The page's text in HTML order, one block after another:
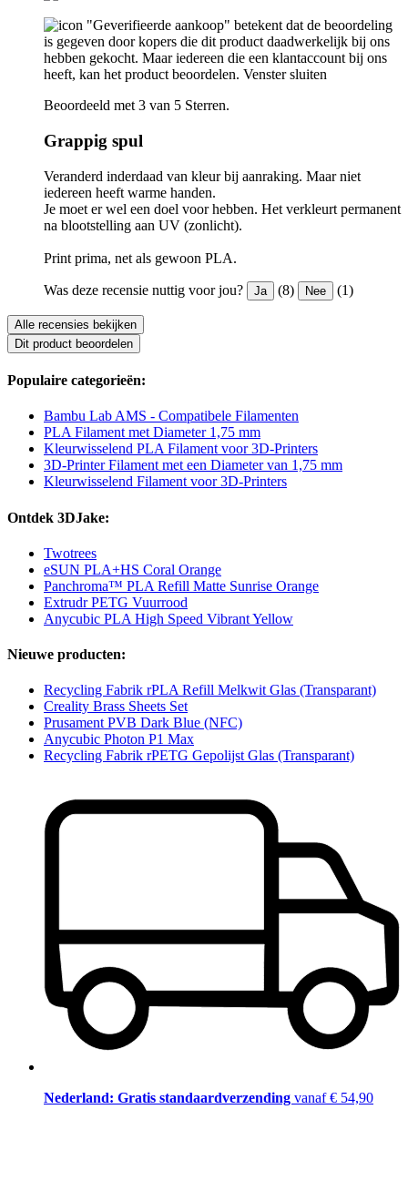
"Geverifieerde aankoop" betekent dat de beoordeling
is gegeven door kopers die dit product daadwerkelijk bij ons
hebben gekocht. Maar iedereen die een klantaccount bij ons
heeft, kan het product beoordelen. Venster sluiten
Beoordeeld met 3 van 5 Sterren.
Grappig spul
Veranderd inderdaad van kleur bij aanraking. Maar niet
iedereen heeft warme handen.
Je moet er wel een doel voor hebben. Het verkleurt permanent
na blootstelling aan UV (zonlicht).
Print prima, net als gewoon PLA.
Was deze recensie nuttig voor jou? Ja (8) Nee (1)
Alle recensies bekijken
Dit product beoordelen
Populaire categorieën:
Bambu Lab AMS - Compatibele Filamenten
PLA Filament met Diameter 1,75 mm
Kleurwisselend PLA Filament voor 3D-Printers
3D-Printer Filament met een Diameter van 1,75 mm
Kleurwisselend Filament voor 3D-Printers
Ontdek 3DJake:
Twotrees
eSUN PLA+HS Coral Orange
Panchroma™ PLA Refill Matte Sunrise Orange
Extrudr PETG Vuurrood
Anycubic PLA High Speed Vibrant Yellow
Nieuwe producten:
Recycling Fabrik rPLA Refill Melkwit Glas (Transparant)
Creality Brass Sheets Set
Prusament PVB Dark Blue (NFC)
Anycubic Photon P1 Max
Recycling Fabrik rPETG Gepolijst Glas (Transparant)
Nederland: Gratis standaardverzending vanaf € 54,90